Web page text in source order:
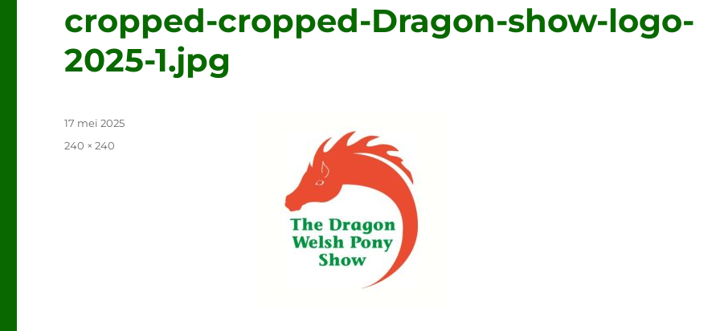
cropped-cropped-Dragon-show-logo-
2025-1.jpg
Geplaatst
17 mei 2025
Volledige
240 × 240